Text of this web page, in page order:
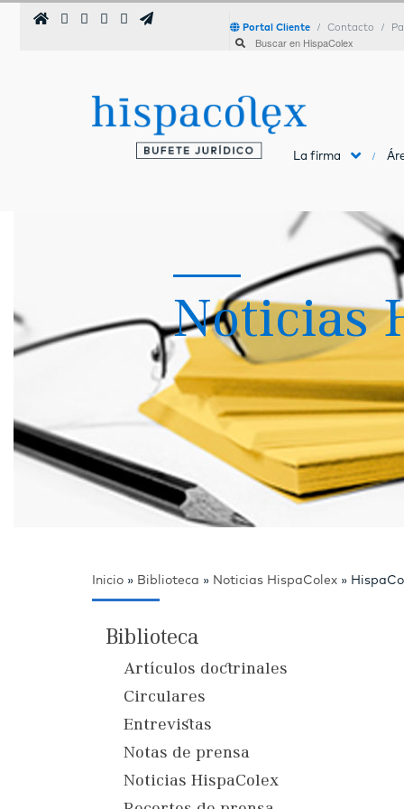
Portal Cliente Contacto
La firma
Noticias
Inicio » Biblioteca » Noticias HispaColex »
Biblioteca
Artículos doctrinales
Circulares
Entrevistas
Notas de prensa
Noticias HispaColex